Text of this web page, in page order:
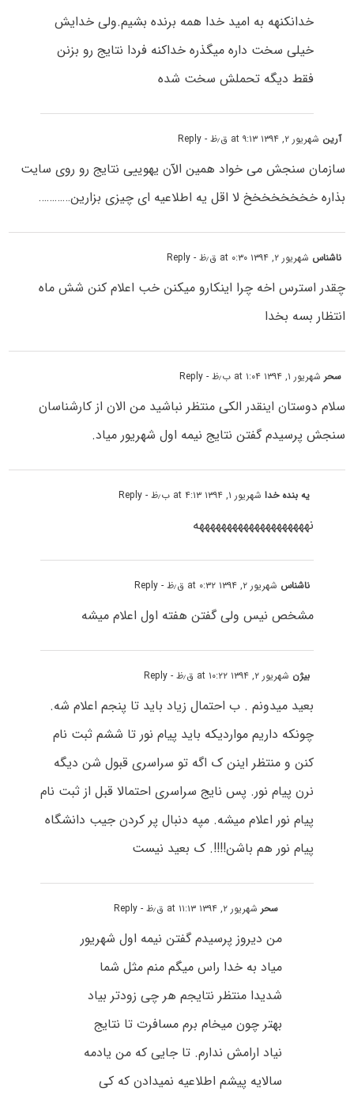
خدانکنهه به امید خدا همه برنده بشیم.ولی خدایش
خیلی سخت داره میگذره خداکنه فردا نتایج رو بزنن
فقط دیگه تحملش سخت شده
آرین شهریور ۲, ۱۳۹۴ at ۹:۱۳ ق٫ظ - Reply
سازمان سنجش می خواد همین الآن یهوییی نتایج رو روی سایت
بذاره خخخخخخخخ لا اقل یه اطلاعیه ای چیزی بزارین…………
ناشناس شهریور ۲, ۱۳۹۴ at ۰:۳۰ ق٫ظ - Reply
چقدر استرس اخه چرا اینکارو میکنن خب اعلام کنن شش ماه
انتظار بسه بخدا
سحرشهریور ۱, ۱۳۹۴ at ۱:۰۴ ب٫ظ - Reply
سلام دوستان اینقدر الکی منتظر نباشید من الان از کارشناسان
سنجش پرسیدم گفتن نتایج نیمه اول شهریور میاد.
یه بنده خداشهریور ۱, ۱۳۹۴ at ۴:۱۳ ب٫ظ - Reply
نههههههههههههههههههههه
ناشناس شهریور ۲, ۱۳۹۴ at ۰:۳۲ ق٫ظ - Reply
مشخص نیس ولی گفتن هفته اول اعلام میشه
بیژن شهریور ۲, ۱۳۹۴ at ۱۰:۲۲ ق٫ظ - Reply
بعید میدونم . ب احتمال زیاد باید تا پنجم اعلام شه.
چونکه داریم مواردیکه باید پیام نور تا ششم ثبت نام
کنن و منتظر اینن ک اگه تو سراسری قبول شن دیگه
نرن پیام نور. پس نایج سراسری احتمالا قبل از ثبت نام
پیام نور اعلام میشه. مپه دنبال پر کردن جیب دانشگاه
پیام نور هم باشن!!!!. ک بعید نیست
سحرشهریور ۲, ۱۳۹۴ at ۱۱:۱۳ ق٫ظ - Reply
من دیروز پرسیدم گفتن نیمه اول شهریور
میاد به خدا راس میگم منم مثل شما
شدیدا منتظر نتایجم هر چی زودتر بیاد
بهتر چون میخام برم مسافرت تا نتایج
نیاد ارامش ندارم. تا جایی که من یادمه
سالایه پیشم اطلاعیه نمیدادن که کی